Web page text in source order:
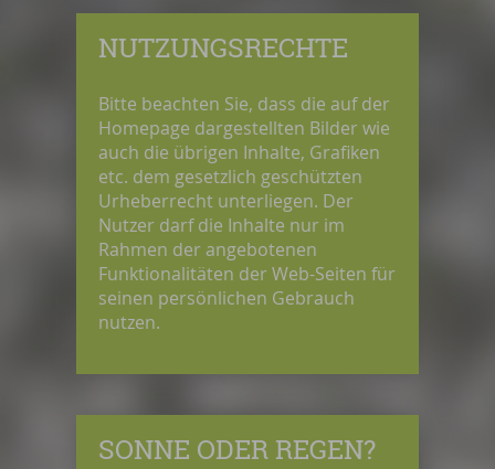
NUTZUNGSRECHTE
Bitte beachten Sie, dass die auf der
Homepage dargestellten Bilder wie
auch die übrigen Inhalte, Grafiken
etc. dem gesetzlich geschützten
Urheberrecht unterliegen. Der
Nutzer darf die Inhalte nur im
Rahmen der angebotenen
Funktionalitäten der Web-Seiten für
seinen persönlichen Gebrauch
nutzen.
SONNE ODER REGEN?